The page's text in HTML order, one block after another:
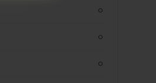
0
0
0